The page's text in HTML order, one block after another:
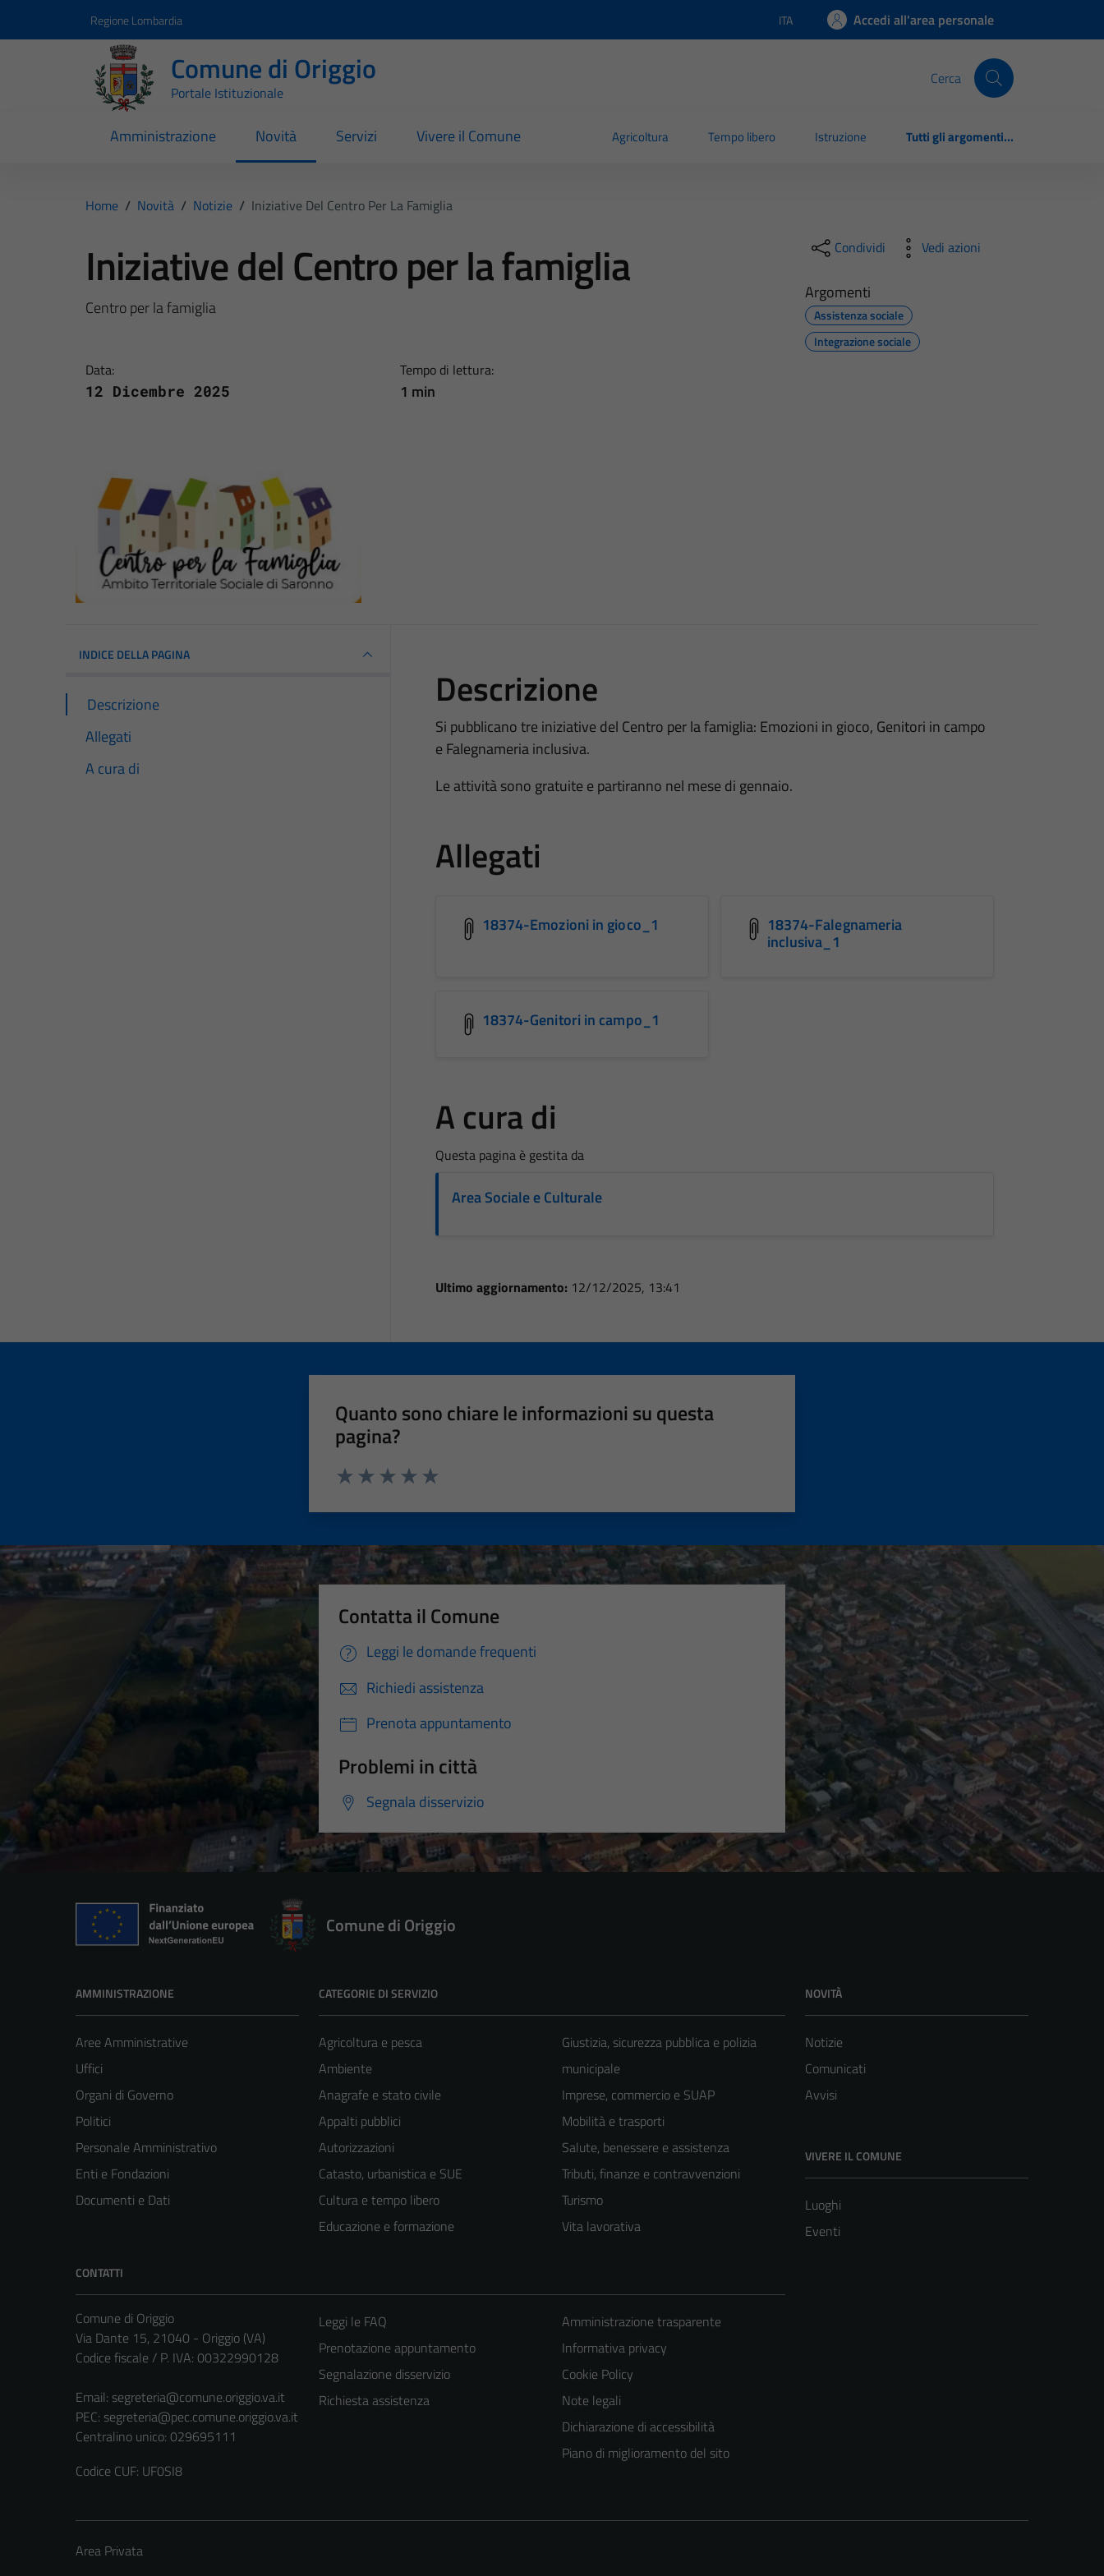
Regione Lombardia Lingua attiva:
ITA Accedi all'area personale
Comune di Origgio
Portale Istituzionale
Cerca
Amministrazione Novità Servizi Vivere il Comune Agricoltura Tempo libero Istruzione Tutti gli argomenti...
Home / Novità / Notizie / Iniziative Del Centro Per La Famiglia
Iniziative del Centro per la famiglia
Centro per la famiglia
Data:
12 Dicembre 2025
Tempo di lettura:
1 min
Condividi Vedi azioni
Argomenti
Assistenza sociale
Integrazione sociale
INDICE DELLA PAGINA
Descrizione
Allegati
A cura di
Descrizione
Si pubblicano tre iniziative del Centro per la famiglia: Emozioni in gioco, Genitori in campo
e Falegnameria inclusiva.
Le attività sono gratuite e partiranno nel mese di gennaio.
Allegati
18374-Emozioni in gioco_1 18374-Falegnameria
inclusiva_1
18374-Genitori in campo_1
A cura di
Questa pagina è gestita da
Area Sociale e Culturale
Ultimo aggiornamento: 12/12/2025, 13:41
Quanto sono chiare le informazioni su questa
pagina?
Contatta il Comune
Leggi le domande frequenti
Richiedi assistenza
Prenota appuntamento
Problemi in città
Segnala disservizio
Comune di Origgio
AMMINISTRAZIONE
Aree Amministrative
Uffici
Organi di Governo
Politici
Personale Amministrativo
Enti e Fondazioni
Documenti e Dati
CATEGORIE DI SERVIZIO
Agricoltura e pesca
Ambiente
Anagrafe e stato civile
Appalti pubblici
Autorizzazioni
Catasto, urbanistica e SUE
Cultura e tempo libero
Educazione e formazione
Giustizia, sicurezza pubblica e polizia
municipale
Imprese, commercio e SUAP
Mobilità e trasporti
Salute, benessere e assistenza
Tributi, finanze e contravvenzioni
Turismo
Vita lavorativa
NOVITÀ
Notizie
Comunicati
Avvisi
VIVERE IL COMUNE
Luoghi
Eventi
CONTATTI
Comune di Origgio
Via Dante 15, 21040 - Origgio (VA)
Codice fiscale / P. IVA: 00322990128
Email: segreteria@comune.origgio.va.it
PEC: segreteria@pec.comune.origgio.va.it
Centralino unico: 029695111
Codice CUF: UF0SI8
Leggi le FAQ
Prenotazione appuntamento
Segnalazione disservizio
Richiesta assistenza
Amministrazione trasparente
Informativa privacy
Cookie Policy
Note legali
Dichiarazione di accessibilità
Piano di miglioramento del sito
Area Privata